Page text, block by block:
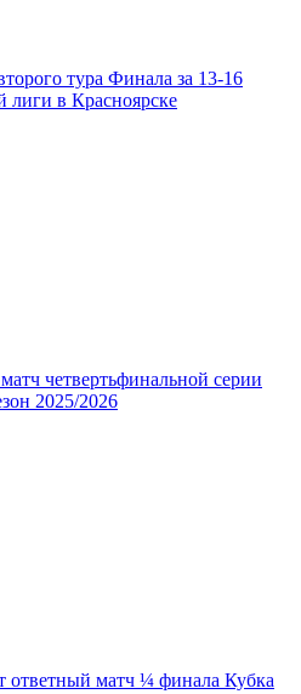
тура Финала за 13-16
в Красноярске
четвертьфинальной серии
2025/2026
ответный матч ¼ финала Кубка